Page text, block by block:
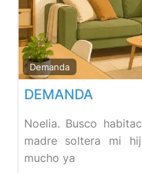
Demanda
DEMANDA
Noelia. Busco
madre soltera mi
mucho ya